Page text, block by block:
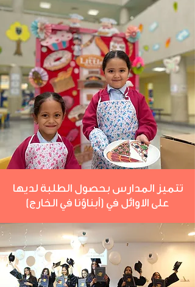
تتميز المدارس بحصول الطلبة لديها
على الاوائل في (أبناؤنا في الخارج)